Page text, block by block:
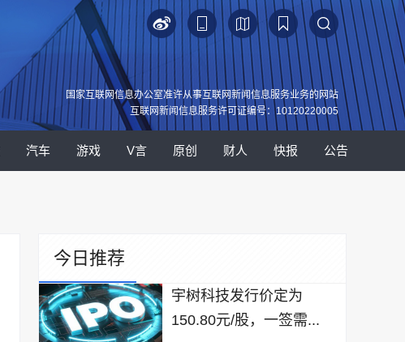
国家互联网信息办公室准许从事互联网新闻信息服务业务的网站
互联网新闻信息服务许可证编号：10120220005
汽车 游戏 V言 原创 财人 快报 公告
今日推荐
宇树科技发行价定为
150.80元/股，一签需...